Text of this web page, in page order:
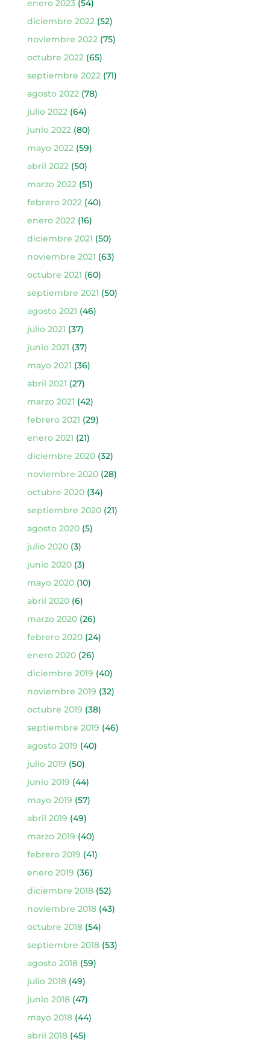
enero 2023(54)
diciembre 2022(52)
noviembre 2022(75)
octubre 2022(65)
septiembre 2022(71)
agosto 2022(78)
julio 2022(64)
junio 2022(80)
mayo 2022(59)
abril 2022(50)
marzo 2022(51)
febrero 2022(40)
enero 2022(16)
diciembre 2021 (50)
noviembre 2021 (63)
octubre 2021 (60)
septiembre 2021 (50)
agosto 2021 (46)
julio 2021 (37)
junio 2021 (37)
mayo 2021 (36)
abril 2021 (27)
marzo 2021 (42)
febrero 2021 (29)
enero 2021 (21)
diciembre 2020(32)
noviembre 2020(28)
octubre 2020(34)
septiembre 2020(21)
agosto 2020(5)
julio 2020(3)
junio 2020(3)
mayo 2020(10)
abril 2020(6)
marzo 2020(26)
febrero 2020(24)
enero 2020(26)
diciembre 2019 (40)
noviembre 2019 (32)
octubre 2019 (38)
septiembre 2019 (46)
agosto 2019 (40)
julio 2019 (50)
junio 2019 (44)
mayo 2019 (57)
abril 2019 (49)
marzo 2019 (40)
febrero 2019 (41)
enero 2019 (36)
diciembre 2018(52)
noviembre 2018(43)
octubre 2018(54)
septiembre 2018(53)
agosto 2018(59)
julio 2018(49)
junio 2018(47)
mayo 2018(44)
abril 2018(45)